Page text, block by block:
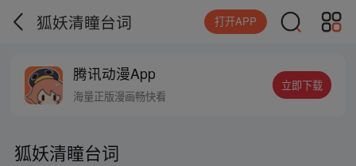
狐妖清瞳台词 打开APP
腾讯动漫App
海量正版漫画畅快看
立即下载
狐妖清瞳台词